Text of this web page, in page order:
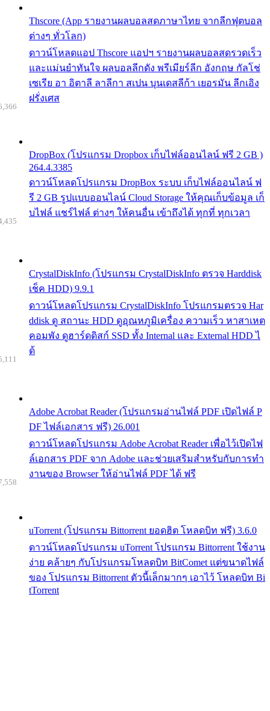
Thscore (App รายงานผลบอลสดภาษาไทย จากลีกฟุตบอล
ต่างๆ ทั่วโลก)
ดาวน์โหลดแอป Thscore แอปฯ รายงานผลบอลสดรวดเร็ว
และแม่นยำทันใจ ผลบอลลีกดัง พรีเมียร์ลีก อังกฤษ กัลโช่
เซเรีย อา อิตาลี ลาลีกา สเปน บุนเดสลีก้า เยอรมัน ลีกเอิง
ฝรั่งเศส
DropBox (โปรแกรม Dropbox เก็บไฟล์ออนไลน์ ฟรี 2 GB )
264.4.3385
ดาวน์โหลดโปรแกรม DropBox ระบบ เก็บไฟล์ออนไลน์ ฟ
รี 2 GB รูปแบบออนไลน์ Cloud Storage ให้คุณเก็บข้อมูล เก็
บไฟล์ แชร์ไฟล์ ต่างๆ ให้คนอื่น เข้าถึงได้ ทุกที่ ทุกเวลา
CrystalDiskInfo (โปรแกรม CrystalDiskInfo ตรวจ Harddisk
เช็ค HDD) 9.9.1
ดาวน์โหลดโปรแกรม CrystalDiskInfo โปรแกรมตรวจ Har
ddisk ดู สถานะ HDD ดูอุณหภูมิเครื่อง ความเร็ว หาสาเหต
คอมพัง ดูฮาร์ดดิสก์ SSD ทั้ง Internal และ External HDD ไ
ด้
Adobe Acrobat Reader (โปรแกรมอ่านไฟล์ PDF เปิดไฟล์ P
DF ไฟล์เอกสาร ฟรี) 26.001
ดาวน์โหลดโปรแกรม Adobe Acrobat Reader เพื่อไว้เปิดไฟ
ล์เอกสาร PDF จาก Adobe และช่วยเสริมสำหรับกับการทำ
งานของ Browser ให้อ่านไฟล์ PDF ได้ ฟรี
uTorrent (โปรแกรม Bittorrent ยอดฮิต โหลดบิท ฟรี) 3.6.0
ดาวน์โหลดโปรแกรม uTorrent โปรแกรม Bittorrent ใช้งาน
ง่าย คล้ายๆ กับโปรแกรมโหลดบิท BitComet แต่ขนาดไฟล์
ของ โปรแกรม Bittorrent ตัวนี้เล็กมากๆ เอาไว้ โหลดบิท Bi
tTorrent